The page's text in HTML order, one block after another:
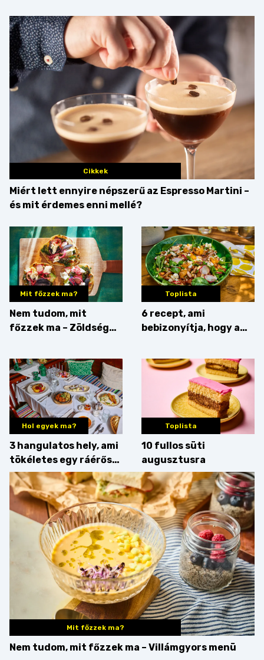
Cikkek
Miért lett ennyire népszerű az Espresso Martini –
és mit érdemes enni mellé?
Mit főzzek ma?
Nem tudom, mit
főzzek ma – Zöldség
Toplista
6 recept, ami
bebizonyítja, hogy a
zseniális
Hol egyek ma?
3 hangulatos hely, ami
tökéletes egy ráérős
hétvégi ebédhez
Toplista
10 fullos süti
augusztusra
Mit főzzek ma?
Nem tudom, mit főzzek ma – Villámgyors menü